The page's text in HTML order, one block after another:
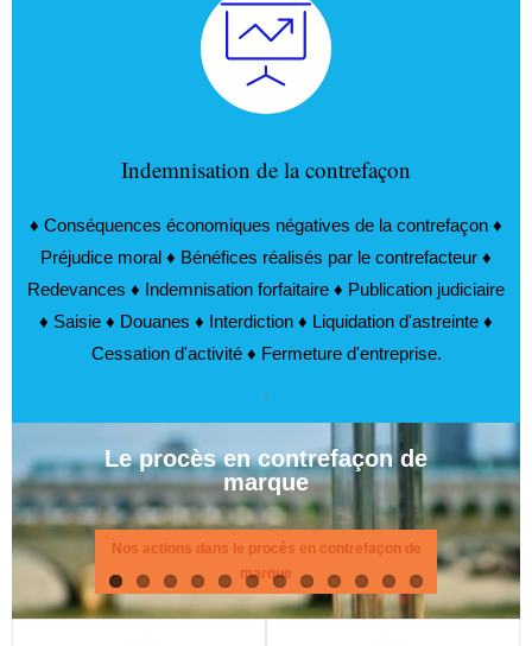
Indemnisation de la contrefaçon
♦ Conséquences économiques négatives de la contrefaçon ♦
Préjudice moral ♦ Bénéfices réalisés par le contrefacteur ♦
Redevances ♦ Indemnisation forfaitaire ♦ Publication judiciaire
♦ Saisie ♦ Douanes ♦ Interdiction ♦ Liquidation d'astreinte ♦
Cessation d'activité ♦ Fermeture d'entreprise.
.
Le procès en contrefaçon de
marque
Nos actions dans le procès en contrefaçon de
marque